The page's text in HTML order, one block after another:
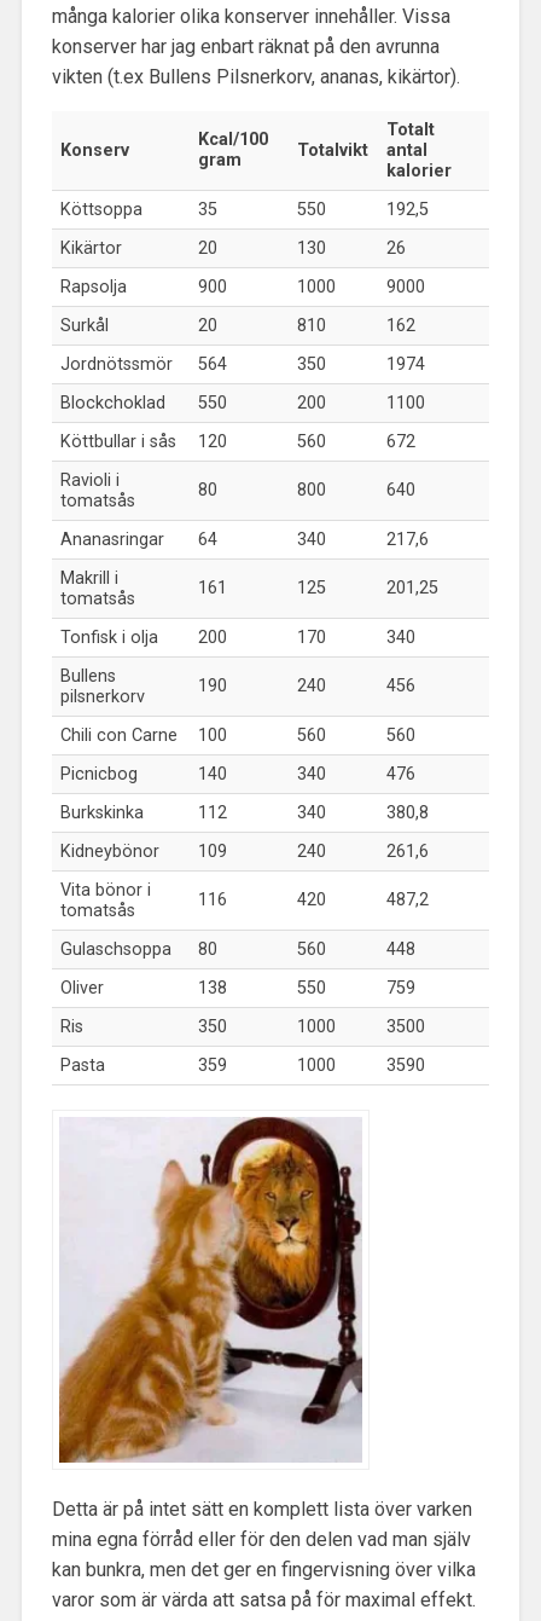
många kalorier olika konserver innehåller. Vissa
konserver har jag enbart räknat på den avrunna
vikten (t.ex Bullens Pilsnerkorv, ananas, kikärtor).
Konserv
Kcal/100
gram
Totalvikt
Totalt
antal
kalorier
Köttsoppa
35 550
192,5
Kikärtor
20 130
26
Rapsolja
900 1000
9000
Surkål
20 810
162
Jordnötssmör
564 350
1974
Blockchoklad
550 200
1100
Köttbullar i sås
120 560
672
Ravioli i
tomatsås
80 800 640
Ananasringar 64 340
217,6
Makrill i
tomatsås
161 125 201,25
Tonfisk i olja 200 170
340
Bullens
pilsnerkorv
190 240 456
Chili con Carne 100 560
560
Picnicbog
140 340
476
Burkskinka
112 340
380,8
Kidneybönor
109 240
261,6
Vita bönor i
tomatsås
116 420 487,2
Gulaschsoppa 80 560
448
Oliver
138 550
759
Ris
350 1000
3500
Pasta
359 1000 3590
Detta är på intet sätt en komplett lista över varken
mina egna förråd eller för den delen vad man själv
kan bunkra, men det ger en fingervisning över vilka
varor som är värda att satsa på för maximal effekt.